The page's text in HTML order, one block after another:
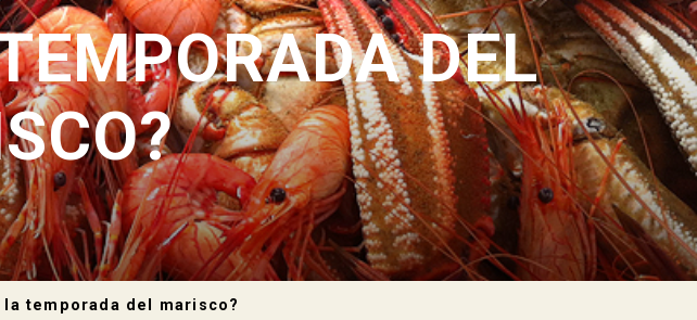
DEL
la temporada del marisco?